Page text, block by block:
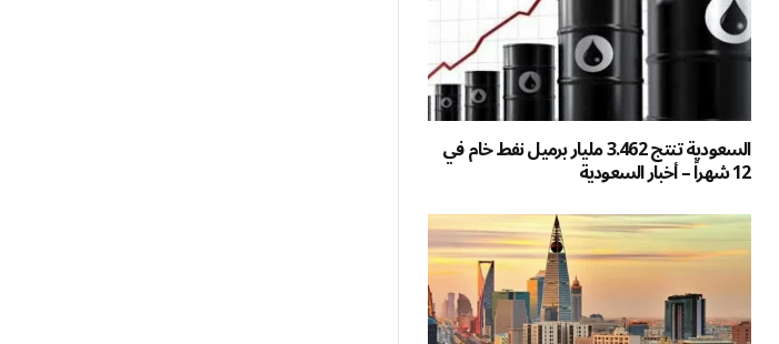
السعودية تنتج 3.462 مليار برميل نفط خام في
12 شهراً – أخبار السعودية